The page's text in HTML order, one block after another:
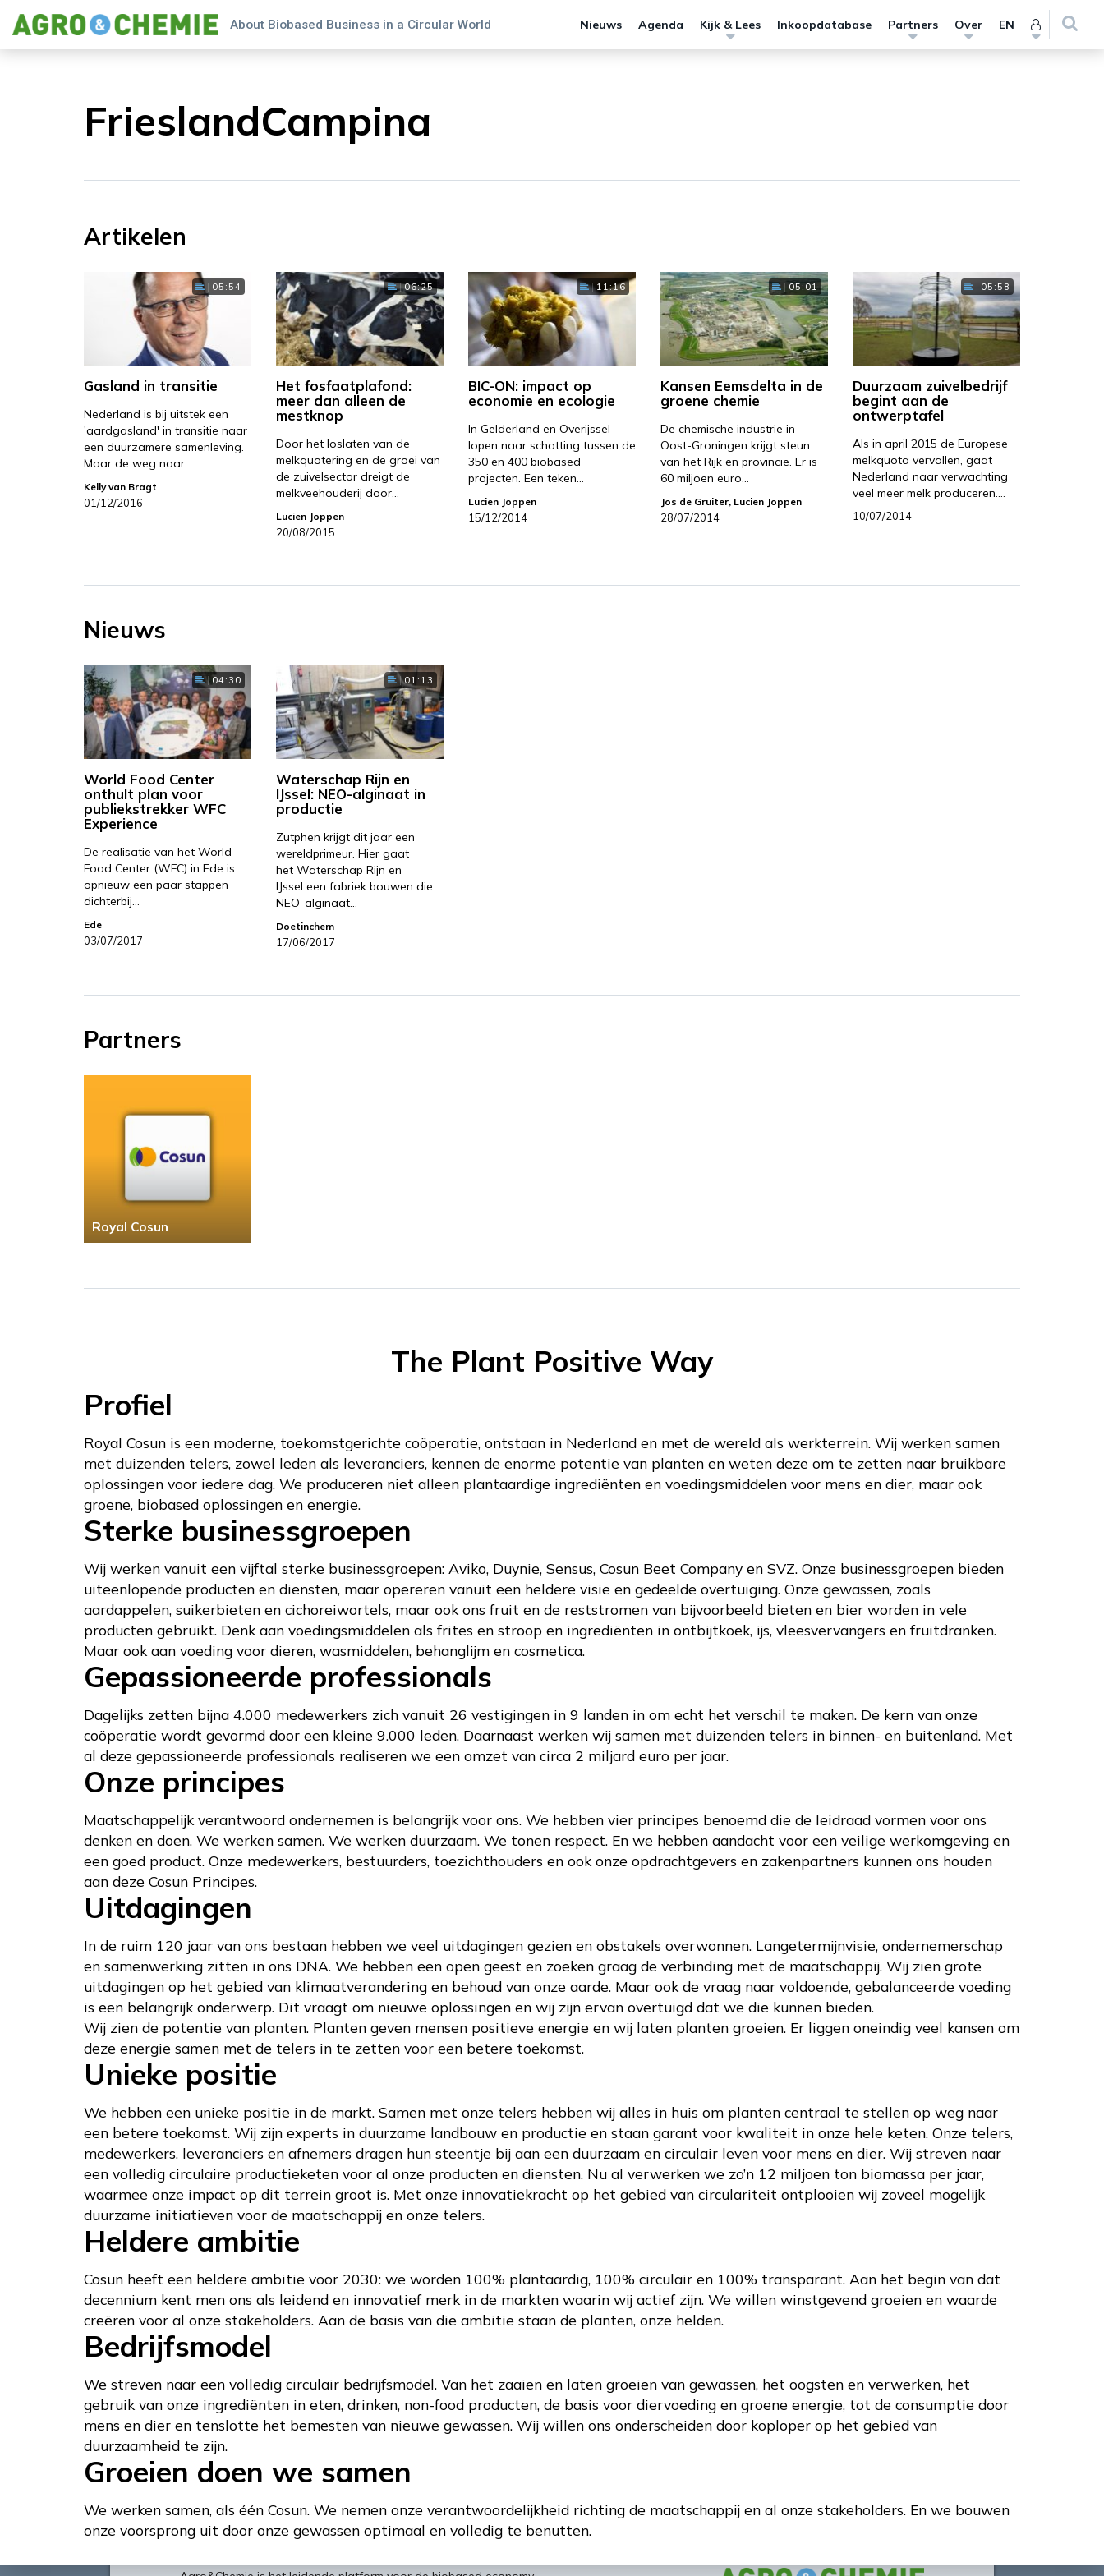
About Biobased Business in a Circular World Nieuws Agenda Kijk & Lees Inkoopdatabase Partners Over EN
FrieslandCampina
Artikelen
05:54
Gasland in transitie
Nederland is bij uitstek een
'aardgasland' in transitie naar
een duurzamere samenleving.
Maar de weg naar…
Kelly van Bragt
01/12/2016
06:25
Het fosfaatplafond:
meer dan alleen de
mestknop
Door het loslaten van de
melkquotering en de groei van
de zuivelsector dreigt de
melkveehouderij door…
Lucien Joppen
20/08/2015
11:16
BIC-ON: impact op
economie en ecologie
In Gelderland en Overijssel
lopen naar schatting tussen de
350 en 400 biobased
projecten. Een teken…
Lucien Joppen
15/12/2014
05:01
Kansen Eemsdelta in de
groene chemie
De chemische industrie in
Oost-Groningen krijgt steun
van het Rijk en provincie. Er is
60 miljoen euro…
Jos de Gruiter, Lucien Joppen
28/07/2014
05:58
Duurzaam zuivelbedrijf
begint aan de
ontwerptafel
Als in april 2015 de Europese
melkquota vervallen, gaat
Nederland naar verwachting
veel meer melk produceren.…
10/07/2014
Nieuws
04:30
World Food Center
onthult plan voor
publiekstrekker WFC
Experience
De realisatie van het World
Food Center (WFC) in Ede is
opnieuw een paar stappen
dichterbij…
Ede
03/07/2017
01:13
Waterschap Rijn en
IJssel: NEO-alginaat in
productie
Zutphen krijgt dit jaar een
wereldprimeur. Hier gaat
het Waterschap Rijn en
IJssel een fabriek bouwen die
NEO-alginaat…
Doetinchem
17/06/2017
Partners
Royal Cosun
The Plant Positive Way
Profiel
Royal Cosun is een moderne, toekomstgerichte coöperatie, ontstaan in Nederland en met de wereld als werkterrein. Wij werken samen
met duizenden telers, zowel leden als leveranciers, kennen de enorme potentie van planten en weten deze om te zetten naar bruikbare
oplossingen voor iedere dag. We produceren niet alleen plantaardige ingrediënten en voedingsmiddelen voor mens en dier, maar ook
groene, biobased oplossingen en energie.
Sterke businessgroepen
Wij werken vanuit een vijftal sterke businessgroepen: Aviko, Duynie, Sensus, Cosun Beet Company en SVZ. Onze businessgroepen bieden
uiteenlopende producten en diensten, maar opereren vanuit een heldere visie en gedeelde overtuiging. Onze gewassen, zoals
aardappelen, suikerbieten en cichoreiwortels, maar ook ons fruit en de reststromen van bijvoorbeeld bieten en bier worden in vele
producten gebruikt. Denk aan voedingsmiddelen als frites en stroop en ingrediënten in ontbijtkoek, ijs, vleesvervangers en fruitdranken.
Maar ook aan voeding voor dieren, wasmiddelen, behanglijm en cosmetica.
Gepassioneerde professionals
Dagelijks zetten bijna 4.000 medewerkers zich vanuit 26 vestigingen in 9 landen in om echt het verschil te maken. De kern van onze
coöperatie wordt gevormd door een kleine 9.000 leden. Daarnaast werken wij samen met duizenden telers in binnen- en buitenland. Met
al deze gepassioneerde professionals realiseren we een omzet van circa 2 miljard euro per jaar.
Onze principes
Maatschappelijk verantwoord ondernemen is belangrijk voor ons. We hebben vier principes benoemd die de leidraad vormen voor ons
denken en doen. We werken samen. We werken duurzaam. We tonen respect. En we hebben aandacht voor een veilige werkomgeving en
een goed product. Onze medewerkers, bestuurders, toezichthouders en ook onze opdrachtgevers en zakenpartners kunnen ons houden
aan deze Cosun Principes.
Uitdagingen
In de ruim 120 jaar van ons bestaan hebben we veel uitdagingen gezien en obstakels overwonnen. Langetermijnvisie, ondernemerschap
en samenwerking zitten in ons DNA. We hebben een open geest en zoeken graag de verbinding met de maatschappij. Wij zien grote
uitdagingen op het gebied van klimaatverandering en behoud van onze aarde. Maar ook de vraag naar voldoende, gebalanceerde voeding
is een belangrijk onderwerp. Dit vraagt om nieuwe oplossingen en wij zijn ervan overtuigd dat we die kunnen bieden.
Wij zien de potentie van planten. Planten geven mensen positieve energie en wij laten planten groeien. Er liggen oneindig veel kansen om
deze energie samen met de telers in te zetten voor een betere toekomst.
Unieke positie
We hebben een unieke positie in de markt. Samen met onze telers hebben wij alles in huis om planten centraal te stellen op weg naar
een betere toekomst. Wij zijn experts in duurzame landbouw en productie en staan garant voor kwaliteit in onze hele keten. Onze telers,
medewerkers, leveranciers en afnemers dragen hun steentje bij aan een duurzaam en circulair leven voor mens en dier. Wij streven naar
een volledig circulaire productieketen voor al onze producten en diensten. Nu al verwerken we zo’n 12 miljoen ton biomassa per jaar,
waarmee onze impact op dit terrein groot is. Met onze innovatiekracht op het gebied van circulariteit ontplooien wij zoveel mogelijk
duurzame initiatieven voor de maatschappij en onze telers.
Heldere ambitie
Cosun heeft een heldere ambitie voor 2030: we worden 100% plantaardig, 100% circulair en 100% transparant. Aan het begin van dat
decennium kent men ons als leidend en innovatief merk in de markten waarin wij actief zijn. We willen winstgevend groeien en waarde
creëren voor al onze stakeholders. Aan de basis van die ambitie staan de planten, onze helden.
Bedrijfsmodel
We streven naar een volledig circulair bedrijfsmodel. Van het zaaien en laten groeien van gewassen, het oogsten en verwerken, het
gebruik van onze ingrediënten in eten, drinken, non-food producten, de basis voor diervoeding en groene energie, tot de consumptie door
mens en dier en tenslotte het bemesten van nieuwe gewassen. Wij willen ons onderscheiden door koploper op het gebied van
duurzaamheid te zijn.
Groeien doen we samen
We werken samen, als één Cosun. We nemen onze verantwoordelijkheid richting de maatschappij en al onze stakeholders. En we bouwen
onze voorsprong uit door onze gewassen optimaal en volledig te benutten.
Over